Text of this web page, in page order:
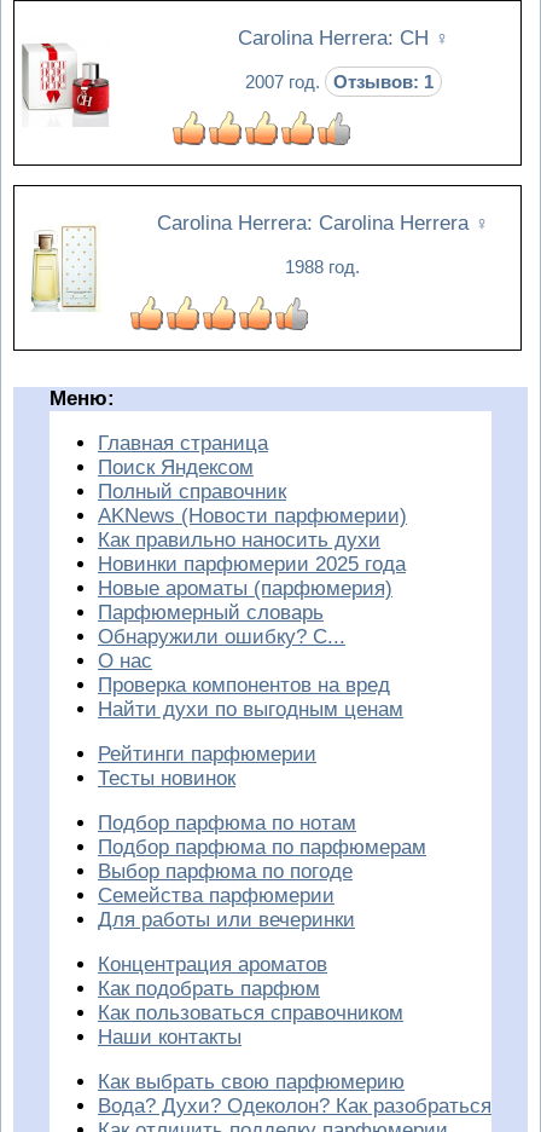
Carolina Herrera: CH ♀
2007 год. Отзывов: 1
Carolina Herrera: Carolina Herrera ♀
1988 год.
Меню:
Главная страница
Поиск Яндексом
Полный справочник
AKNews (Новости парфюмерии)
Как правильно наносить духи
Новинки парфюмерии 2025 года
Новые ароматы (парфюмерия)
Парфюмерный словарь
Обнаружили ошибку? С...
О нас
Проверка компонентов на вред
Найти духи по выгодным ценам
Рейтинги парфюмерии
Тесты новинок
Подбор парфюма по нотам
Подбор парфюма по парфюмерам
Выбор парфюма по погоде
Семейства парфюмерии
Для работы или вечеринки
Концентрация ароматов
Как подобрать парфюм
Как пользоваться справочником
Наши контакты
Как выбрать свою парфюмерию
Вода? Духи? Одеколон? Как разобраться